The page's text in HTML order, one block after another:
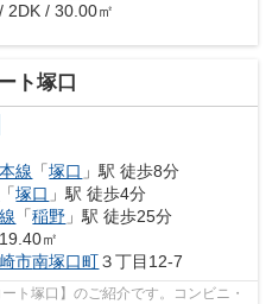
2DK / 30.00㎡
ト塚口
線 「塚口 」駅 徒歩8分
「塚口 」駅 徒歩4分
「稲野 」駅 徒歩25分
㎡
市南塚口町３丁目12-7
ト塚口】のご紹介です。コンビニ・